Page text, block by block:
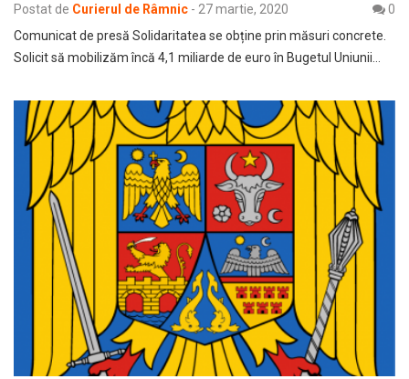
Postat de Curierul de Râmnic - 27 martie, 2020
0
Comunicat de presă Solidaritatea se obține prin măsuri concrete.
Solicit să mobilizăm încă 4,1 miliarde de euro în Bugetul Uniunii…